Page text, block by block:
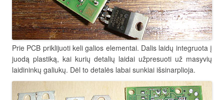
Prie PCB priklijuoti keli galios elementai. Dalis laidų integruota į
juodą plastiką, kai kurių detalių laidai užpresuoti už masyvių
laidininkų galiukų. Dėl to detalės labai sunkiai išsinarplioja.